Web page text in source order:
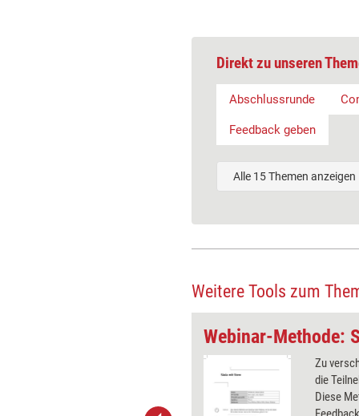
Direkt zu unseren
Abschlussrunde
Feedback geben
Alle 15 Themen anzeigen
Weitere Tools zum
Webinar-Methode:
Zu
die
Diese